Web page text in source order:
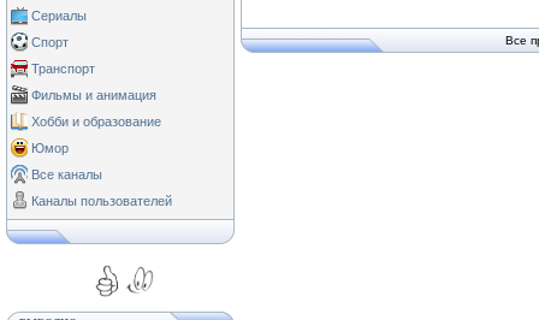
Сериалы
Спорт
Транспорт
Фильмы и анимация
Хобби и образование
Юмор
Все каналы
Каналы пользователей
Все